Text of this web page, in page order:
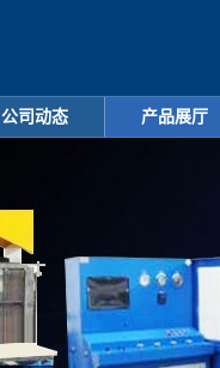
公司动态 产品展厅